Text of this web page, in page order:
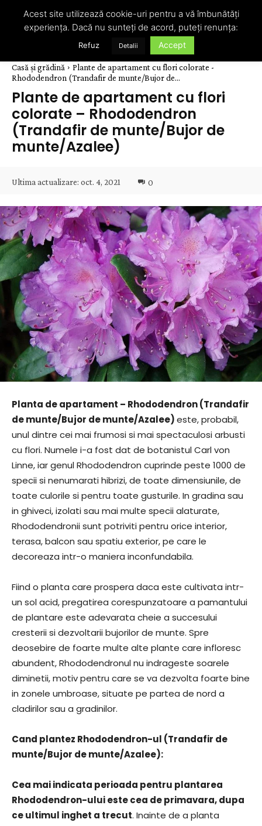
Casă și grădină
Plante de apartament cu flori colorate -
Rhododendron (Trandafir de munte/Bujor de...
Plante de apartament cu flori
colorate – Rhododendron
(Trandafir de munte/Bujor de
munte/Azalee)
Ultima actualizare: oct. 4, 2021 0
Planta de apartament – Rhododendron (Trandafir
de munte/Bujor de munte/Azalee)este, probabil,
unul dintre cei mai frumosi si mai spectaculosi arbusti
cu flori. Numele i-a fost dat de botanistul Carl von
Linne, iar genul Rhododendron cuprinde peste 1000 de
specii si nenumarati hibrizi, de toate dimensiunile, de
toate culorile si pentru toate gusturile. In gradina sau
in ghiveci, izolati sau mai multe specii alaturate,
Rhododendronii sunt potriviti pentru orice interior,
terasa, balcon sau spatiu exterior, pe care le
decoreaza intr-o maniera inconfundabila.
Fiind o planta care prospera daca este cultivata intr-
un sol acid, pregatirea corespunzatoare a pamantului
de plantare este adevarata cheie a succesului
cresterii si dezvoltarii bujorilor de munte. Spre
deosebire de foarte multe alte plante care infloresc
abundent, Rhododendronul nu indrageste soarele
diminetii, motiv pentru care se va dezvolta foarte bine
in zonele umbroase, situate pe partea de nord a
cladirilor sau a gradinilor.
Cand plantez Rhododendron-ul (Trandafir de
munte/Bujor de munte/Azalee):
Cea mai indicata perioada pentru plantarea
Rhododendron-ului este cea de primavara, dupa
ce ultimul inghet a trecut. Inainte de a planta
Acest site utilizează cookie-uri pentru a vă îmbunătăți
experiența. Dacă nu sunteți de acord, puteți renunța:
Refuz Detalii Accept